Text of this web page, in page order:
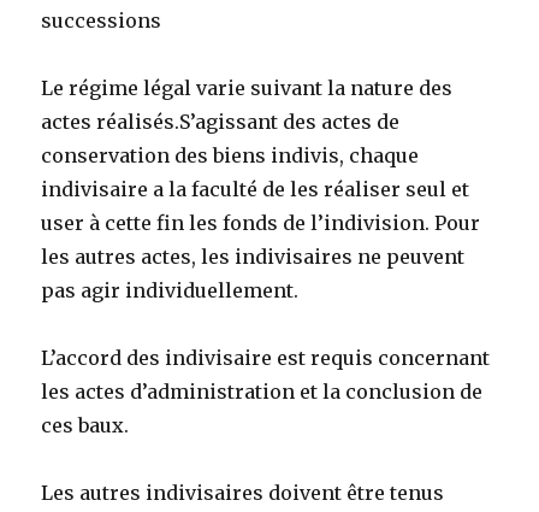
successions
Le régime légal varie suivant la nature des
actes réalisés.S’agissant des actes de
conservation des biens indivis, chaque
indivisaire a la faculté de les réaliser seul et
user à cette fin les fonds de l’indivision. Pour
les autres actes, les indivisaires ne peuvent
pas agir individuellement.
L’accord des indivisaire est requis concernant
les actes d’administration et la conclusion de
ces baux.
Les autres indivisaires doivent être tenus